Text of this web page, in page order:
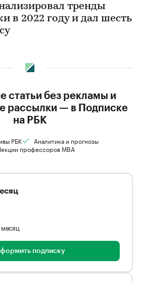
тренды
в 2022 году и дал шесть
статьи без рекламы и
рассылки — в Подписке
на РБК
РБК
Аналитика и прогнозы
профессоров MBA
месяц
подписку